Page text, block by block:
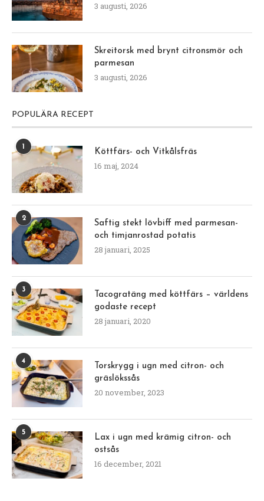
3 augusti, 2026
Skreitorsk med brynt citronsmör och
parmesan
3 augusti, 2026
POPULÄRA RECEPT
1
Köttfärs- och Vitkålsfräs
16 maj, 2024
2
Saftig stekt lövbiff med parmesan-
och timjanrostad potatis
28 januari, 2025
3
Tacogratäng med köttfärs – världens
godaste recept
28 januari, 2020
4
Torskrygg i ugn med citron- och
gräslökssås
20 november, 2023
5
Lax i ugn med krämig citron- och
ostsås
16 december, 2021